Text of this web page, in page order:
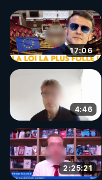
17:06
4:46
2:25:21